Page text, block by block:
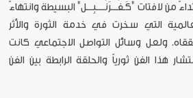
من لافتات "كَـفْـــرَنْــــبِـــل" البسيطة وانتهاءً
التي سخرت في خدمة الثورة والأثر
حققاه. ولعل وسائل التواصل الاجتماعي كانت
هذا الفن ثورياً والحلقة الرابطة بين الفن